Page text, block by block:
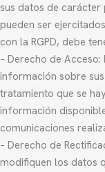
sus datos de carácter
pueden ser
con la RGPD, debe
– Derecho de
información sobre
tratamiento que se
información
comunicaciones
– Derecho de
modifiquen los datos